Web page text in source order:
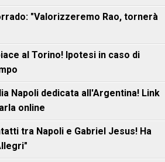
"Valorizzeremo Rao, tornerà
al Torino! Ipotesi in caso di
Napoli dedicata all'Argentina! Link
online
tra Napoli e Gabriel Jesus! Ha